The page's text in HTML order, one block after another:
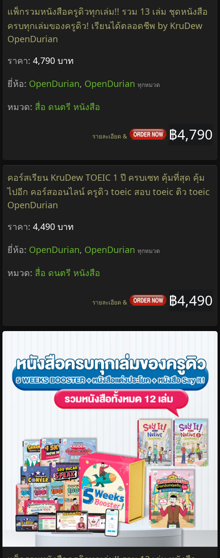
แพ็กรวมหนังสือครูดิวทุกเล่ม!! รวม 13 เล่ม ชุดหนังสือ
ครบทุกเล่มของครูดิว! เรียนได้ตลอดชีพ by KruDew
OpenDurian
ราคา: 4,790 บาท
ยี่ห้อ: OpenDurian, OpenDurian ทุกหมวด
หมวด: สื่อ ดนตรี หนังสือ
฿4,790
รายละเอียด &
คอร์สเรียน KruDew TOEIC 1 ปี ครบเซท คุ้มที่สุด คุ้ม
ไปอีก คอร์สออนไลน์ ครูดิว toeic สอบ toeic ติว toeic
OpenDurian
ราคา: 4,490 บาท
ยี่ห้อ: OpenDurian, OpenDurian ทุกหมวด
หมวด: สื่อ ดนตรี หนังสือ
฿4,490
รายละเอียด &